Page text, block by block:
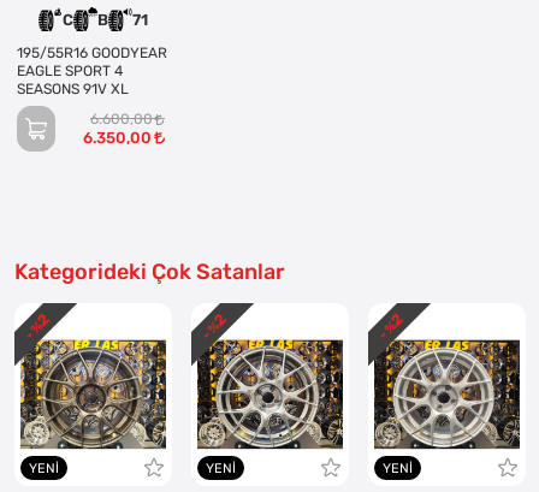
C B 71
195/55R16 GOODYEAR
EAGLE SPORT 4
SEASONS 91V XL
6.600,00
6.350,00
Kategorideki Çok Satanlar
YENI
- %
2
YENI
- %
2
YENI
- %
2